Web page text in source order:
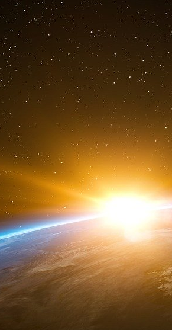
pour la liberté
Hamas. En 2006, la
à organiser des
le Hamas a battu son
internationaux, au
a conduit à une guerre
tandis que le Fatah dirigeait la
grande partie de la
voter lors des élections de
d’aujourd’hui voteraient
de mettre fin à la
montre que les
la création de l’État juif
pas régulièrement des
israéliennes les protègent
Biden a perdu l’occasion
ait coupé
qu’il fournit au
qu’une partie
ses combattants. En fait,
que la guerre elle-
et éventuellement à